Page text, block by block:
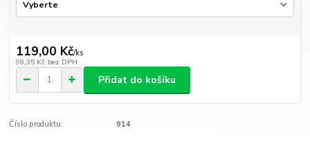
119,00 Kč/ks
98,35 Kč bez DPH
Přidat do košíku
Číslo produktu: 914